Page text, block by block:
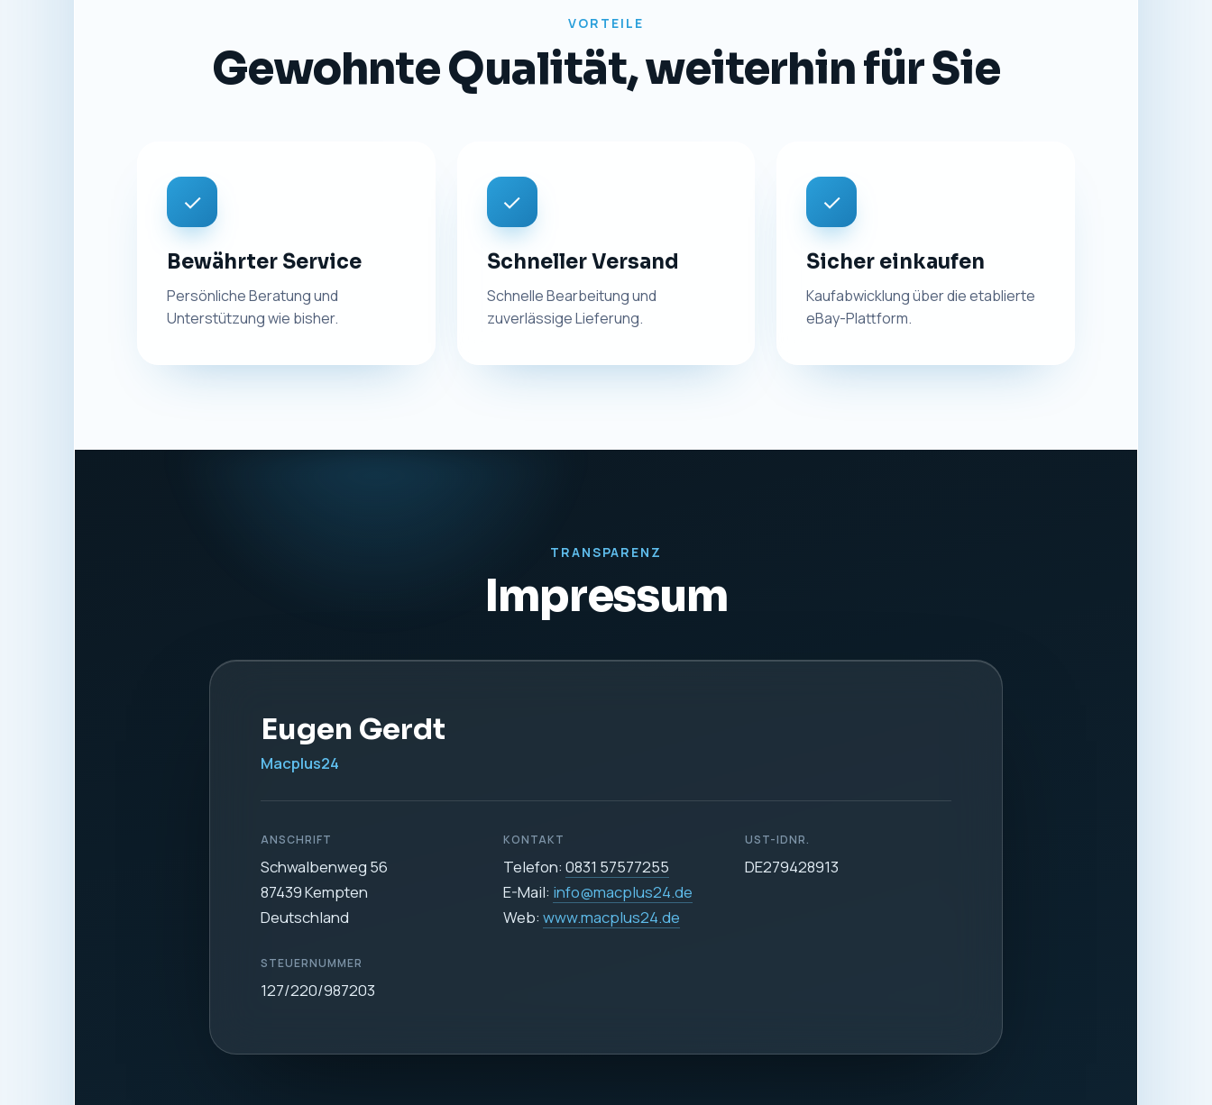
VORTEILE
Gewohnte Qualität, weiterhin für Sie
✓
Bewährter Service
Persönliche Beratung und
Unterstützung wie bisher.
✓
Schneller Versand
Schnelle Bearbeitung und
zuverlässige Lieferung.
✓
Sicher einkaufen
Kaufabwicklung über die etablierte
eBay-Plattform.
TRANSPARENZ
Impressum
Eugen Gerdt
Macplus24
ANSCHRIFT
Schwalbenweg 56
87439 Kempten
Deutschland
KONTAKT
Telefon: 0831 57577255
E-Mail: info@macplus24.de
Web: www.macplus24.de
UST-IDNR.
DE279428913
STEUERNUMMER
127/220/987203